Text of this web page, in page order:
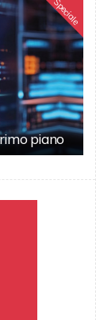
Speciale
piano